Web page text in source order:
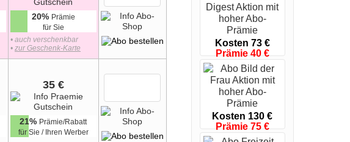
20% Prämie
für Sie
• auch verschenkbar
• zur Geschenk-Karte
35 €
21% Prämie/Rabatt
für Sie / Ihren Werber
Kosten 73 €
Prämie 40 €
nur bis 16.08.26
Kosten 130 €
Prämie 75 €
bis 17.08. 12 Uhr